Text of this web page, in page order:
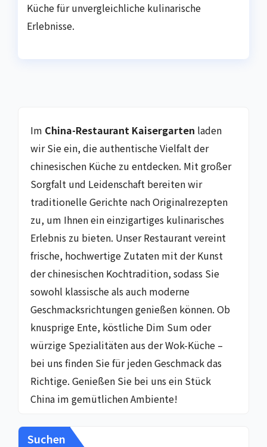
Küche für unvergleichliche kulinarische
Erlebnisse.
Im China-Restaurant Kaisergarten laden
wir Sie ein, die authentische Vielfalt der
chinesischen Küche zu entdecken. Mit großer
Sorgfalt und Leidenschaft bereiten wir
traditionelle Gerichte nach Originalrezepten
zu, um Ihnen ein einzigartiges kulinarisches
Erlebnis zu bieten. Unser Restaurant vereint
frische, hochwertige Zutaten mit der Kunst
der chinesischen Kochtradition, sodass Sie
sowohl klassische als auch moderne
Geschmacksrichtungen genießen können. Ob
knusprige Ente, köstliche Dim Sum oder
würzige Spezialitäten aus der Wok-Küche –
bei uns finden Sie für jeden Geschmack das
Richtige. Genießen Sie bei uns ein Stück
China im gemütlichen Ambiente!
Suchen